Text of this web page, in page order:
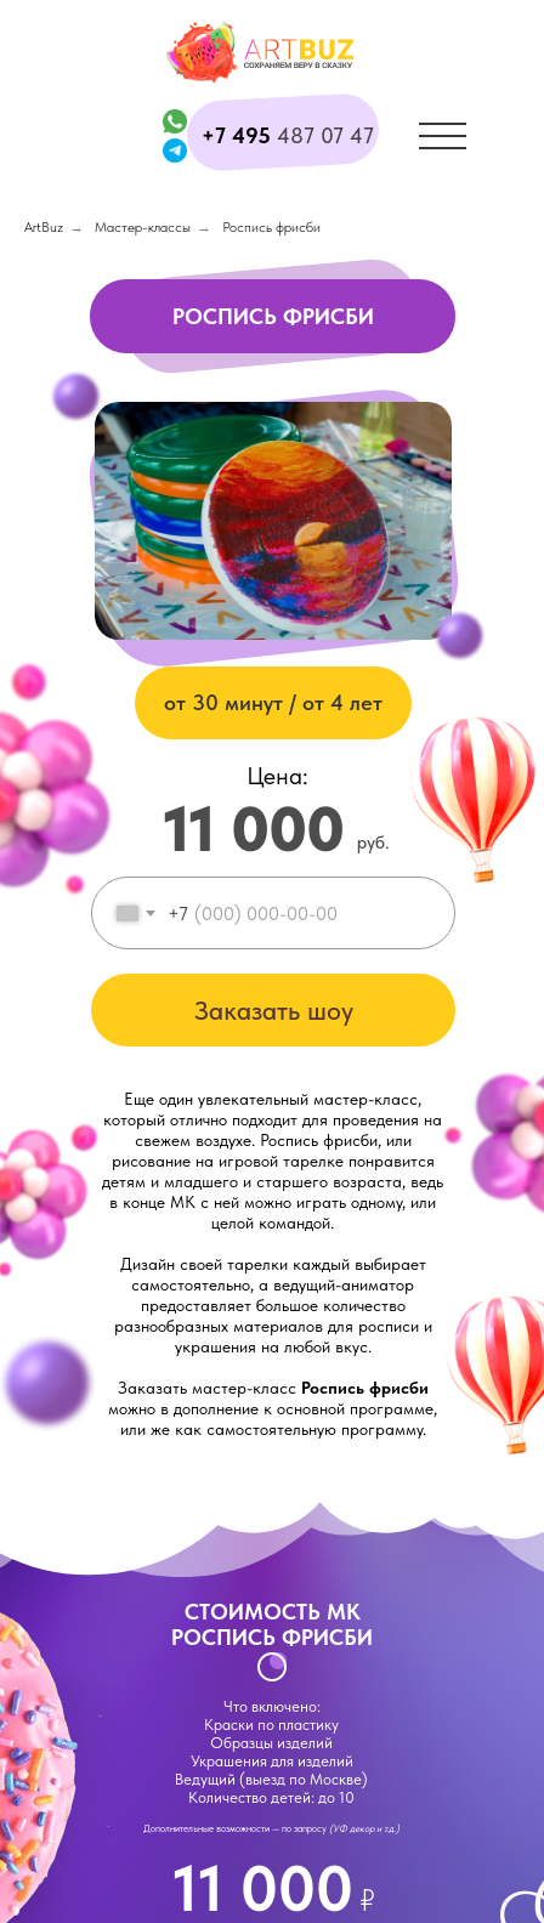
+7 495 487 07 47
ArtBuz → Мастер-классы → Роспись фрисби
11 000 руб.
+7
Заказать шоу
РОСПИСЬ ФРИСБИ
от 30 минут / от 4 лет
Цена:
Еще один увлекательный мастер-класс,
который отлично подходит для проведения на
свежем воздухе. Роспись фрисби, или
рисование на игровой тарелке понравится
детям и младшего и старшего возраста, ведь
в конце МК с ней можно играть одному, или
целой командой.
Дизайн своей тарелки каждый выбирает
самостоятельно, а ведущий-аниматор
предоставляет большое количество
разнообразных материалов для росписи и
украшения на любой вкус.
Заказать мастер-класс Роспись фрисби
можно в дополнение к основной программе,
или же как самостоятельную программу.
СТОИМОСТЬ МК
РОСПИСЬ ФРИСБИ
11 000
Что включено:
Краски по пластику
Образцы изделий
Украшения для изделий
Ведущий (выезд по Москве)
Количество детей: до 10
Дополнительные возможности — по запросу (УФ декор и т.д.)
₽